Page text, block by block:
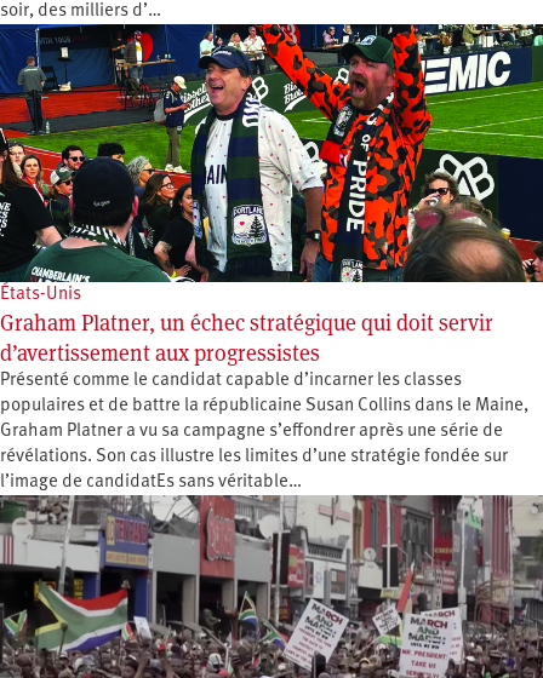
soir, des milliers d’…
États-Unis
Graham Platner, un échec stratégique qui doit servir
d’avertissement aux progressistes
Présenté comme le candidat capable d’incarner les classes
populaires et de battre la républicaine Susan Collins dans le Maine,
Graham Platner a vu sa campagne s’effondrer après une série de
révélations. Son cas illustre les limites d’une stratégie fondée sur
l’image de candidatEs sans véritable…